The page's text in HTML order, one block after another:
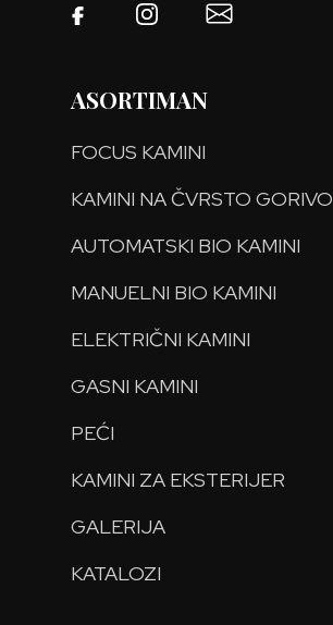
ASORTIMAN
FOCUS KAMINI
KAMINI NA ČVRSTO GORIVO
AUTOMATSKI BIO KAMINI
MANUELNI BIO KAMINI
ELEKTRIČNI KAMINI
GASNI KAMINI
PEĆI
KAMINI ZA EKSTERIJER
GALERIJA
KATALOZI